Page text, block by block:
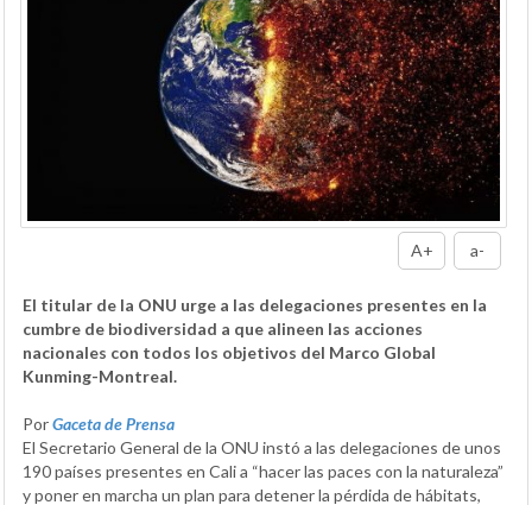
A+ a-
El titular de la ONU urge a las delegaciones presentes en la
cumbre de biodiversidad a que alineen las acciones
nacionales con todos los objetivos del Marco Global
Kunming-Montreal.
PorGaceta de Prensa
El Secretario General de la ONU instó a las delegaciones de unos
190 países presentes en Cali a “hacer las paces con la naturaleza”
y poner en marcha un plan para detener la pérdida de hábitats,